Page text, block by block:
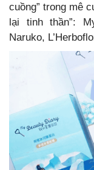
cuồng” trong mê
lại tinh thần”:
Naruko,